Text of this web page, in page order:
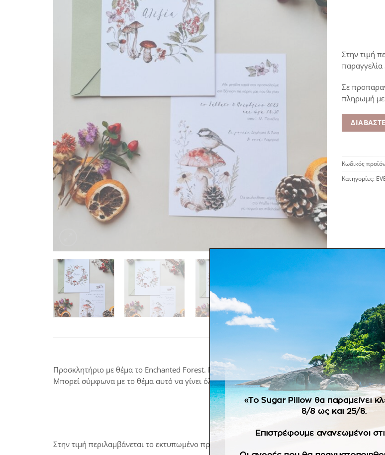
Στην τιμή
παραγγελία
Σε
πληρωμή με
Κωδικός
Κατηγορίες:
ΠΕΡΙΓΡΑΦΉ
Προσκλητήριο με θέμα το Enchanted Forest. Μια ιδιαίτερη πρόσκληση με διάφορα φυτά και
Μπορεί σύμφωνα με το θέμα αυτό να γίνει όλο το βαπτιστικό πακέτο.
Στην τιμή περιλαμβάνεται το εκτυπωμένο προσκλητήριο με φάκελο. Ελάχιστη παραγγελία 30